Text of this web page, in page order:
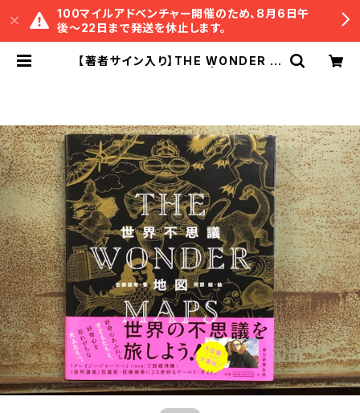
100マイルアドベンチャー開催のため、8月6日午
後〜22日まで発送を休止します。
【著者サイン入り】THE WONDER M